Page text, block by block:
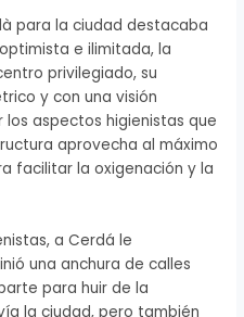
para la ciudad destacaba
e ilimitada, la
privilegiado, su
y con una visión
los aspectos higienistas que
aprovecha al máximo
facilitar la oxigenación y la
a Cerdá le
una anchura de calles
para huir de la
la ciudad, pero también